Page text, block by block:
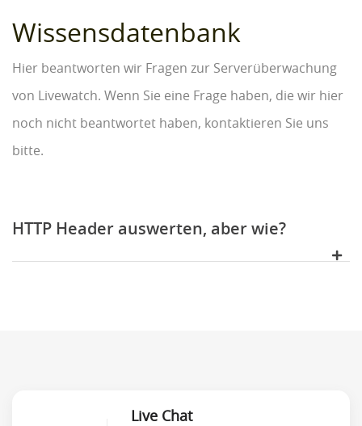
Wissensdatenbank
Hier beantworten wir Fragen zur Serverüberwachung
von Livewatch. Wenn Sie eine Frage haben, die wir hier
noch nicht beantwortet haben, kontaktieren Sie uns
bitte.
HTTP Header auswerten, aber wie?
Live Chat